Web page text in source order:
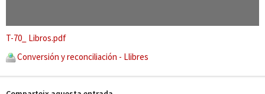
T-70_ Libros.pdf
Conversión y reconciliación - Llibres